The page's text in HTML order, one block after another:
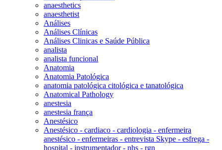
anaesthetics
anaesthetist
Análises
Análises Clínicas
Análises Clinicas e Saúde Pública
analista
analista funcional
Anatomia
Anatomia Patológica
anatomia patológica citológica e tanatológica
Anatomical Pathology
anestesia
anestesia frança
Anestésico
Anestésico - cardiaco - cardiologia - enfermeira
anestésico - enfermeiras - entrevista Skype - esfrega -
hospital - instrumentador - nhs - rgn